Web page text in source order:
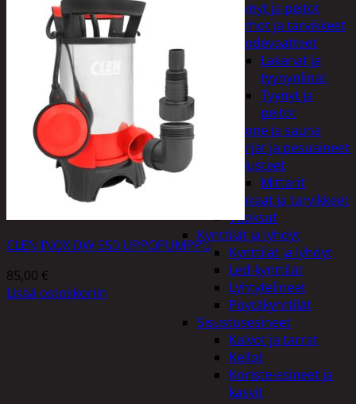
Tyynyt ja peitot
Verhot ja tarvikkeet
Vuodevaatteet
Lakanat ja
tyynynlinat
Tyynyt ja
peitot
Kylpyhuone ja sauna
Harjat ja pesuaineet
Kalusteet
Mittarit
Kiukaat ja tarvikkeet
Tuoksut
Kynttilät ja lyhdyt
Kynttilät ja lyhdyt
Led-kynttilät
Lyhtytelineet
Pöytäkynttilät
Sisustusesineet
Kalvot ja tarrat
Kellot
Koriste-esineet ja
kasvit
CLEN INOX DW 550 UPPOPUMPPU
85,00 €
Lisää ostoskoriin